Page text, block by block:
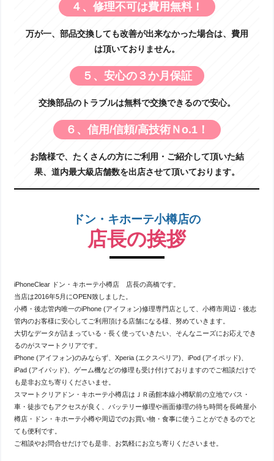
４、修理不可は費用無料！
万が一、部品交換しても改善が出来なかった場合は、費用
は頂いておりません。
５、安心の３か月保証
交換部品のトラブルは無料で交換できるので安心。
６、信用/信頼/高技術Ｎo.1！
お陰様で、たくさんの方にご利用・ご紹介して頂いた結
果、道内最大級店舗数を出店させて頂いております。
ドン・キホーテ小樽店の
店長の挨拶
iPhoneClear ドン・キホーテ小樽店 店長の高橋です。
当店は2016年5月にOPEN致しました。
小樽・後志管内唯一のiPhone (アイフォン)修理専門店として、小樽市周辺・後志
管内のお客様に安心してご利用頂ける店舗になる様、努めていきます。
大切なデータが詰まっている・長く使っていきたい、そんなニーズにお応えでき
るのがスマートクリアです。
iPhone (アイフォン)のみならず、Xperia (エクスペリア)、iPod (アイポッド)、
iPad (アイパッド)、ゲーム機などの修理も受け付けておりますのでご相談だけで
も是非お立ち寄りくださいませ。
スマートクリアドン・キホーテ小樽店はＪＲ函館本線小樽駅前の立地でバス・
車・徒歩でもアクセスが良く、バッテリー修理や画面修理の待ち時間を長崎屋小
樽店・ドン・キホーテ小樽や周辺でのお買い物・食事に使うことができるのでと
ても便利です。
ご相談やお問合せだけでも是非、お気軽にお立ち寄りくださいませ。